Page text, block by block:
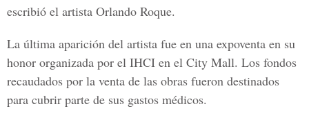
escribió el artista Orlando Roque.
La última aparición del artista fue en una expoventa en su
honor organizada por el IHCI en el City Mall. Los fondos
recaudados por la venta de las obras fueron destinados
para cubrir parte de sus gastos médicos.